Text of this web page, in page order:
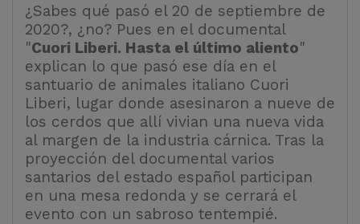
¿Sabes qué pasó el 20 de septiembre de
2020?, ¿no? Pues en el documental
"Cuori Liberi. Hasta el último aliento"
explican lo que pasó ese día en el
santuario de animales italiano Cuori
Liberi, lugar donde asesinaron a nueve de
los cerdos que allí vivian una nueva vida
al margen de la industria cárnica. Tras la
proyección del documental varios
santarios del estado español participan
en una mesa redonda y se cerrará el
evento con un sabroso tentempié.